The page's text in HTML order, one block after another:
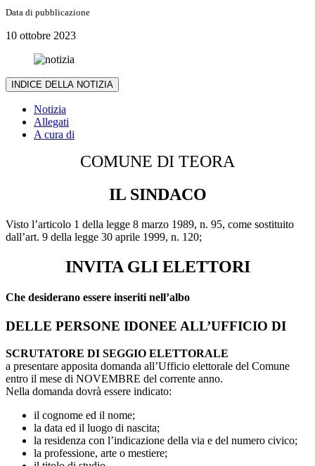
Data di pubblicazione
10 ottobre 2023
INDICE DELLA NOTIZIA
Notizia
Allegati
A cura di
COMUNE DI TEORA
IL SINDACO
Visto l’articolo 1 della legge 8 marzo 1989, n. 95, come sostituito
dall’art. 9 della legge 30 aprile 1999, n. 120;
INVITA GLI ELETTORI
Che desiderano essere inseriti nell’albo
DELLE PERSONE IDONEE ALL’UFFICIO DI
SCRUTATORE DI SEGGIO ELETTORALE
a presentare apposita domanda all’Ufficio elettorale del Comune
entro il mese di NOVEMBRE del corrente anno.
Nella domanda dovrà essere indicato:
il cognome ed il nome;
la data ed il luogo di nascita;
la residenza con l’indicazione della via e del numero civico;
la professione, arte o mestiere;